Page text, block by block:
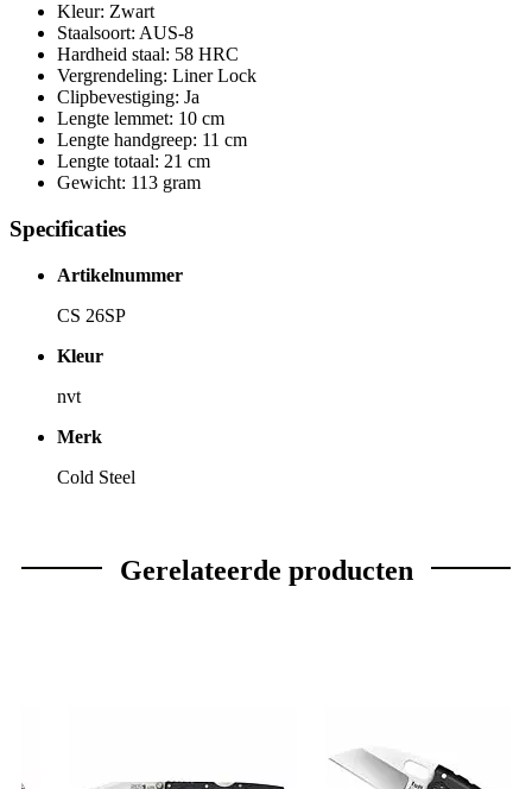
Kleur: Zwart
Staalsoort: AUS-8
Hardheid staal: 58 HRC
Vergrendeling: Liner Lock
Clipbevestiging: Ja
Lengte lemmet: 10 cm
Lengte handgreep: 11 cm
Lengte totaal: 21 cm
Gewicht: 113 gram
Specificaties
Artikelnummer
CS 26SP
Kleur
nvt
Merk
Cold Steel
Gerelateerde producten